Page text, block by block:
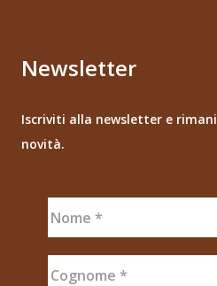
Newsletter
Iscriviti alla newsletter e
novità.